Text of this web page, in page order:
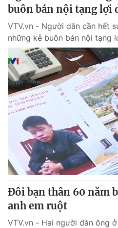
buôn bán nội tạng lợi
VTV.vn - Người dân cần hết
những kẻ buôn bán nội tạng
Đôi bạn thân 60 năm
anh em ruột
VTV.vn - Hai người đàn ông